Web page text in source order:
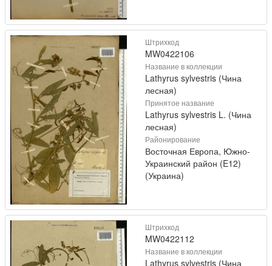
Штрихкод
MW0422106
Название в коллекции
Lathyrus sylvestris (Чина
лесная)
Принятое название
Lathyrus sylvestris L. (Чина
лесная)
Районирование
Восточная Европа, Южно-
Украинский район (E12)
(Украина)
Штрихкод
MW0422112
Название в коллекции
Lathyrus sylvestris (Чина